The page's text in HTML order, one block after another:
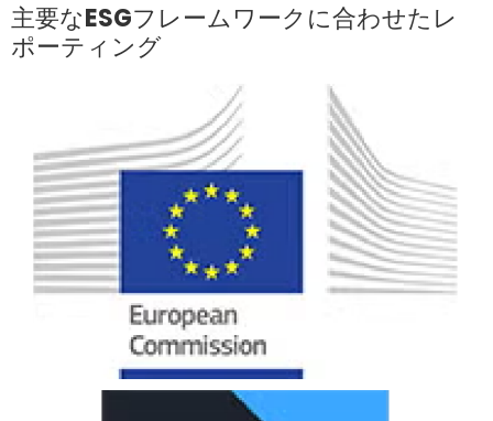
主要なESGフレームワークに合わせたレ
ポーティング